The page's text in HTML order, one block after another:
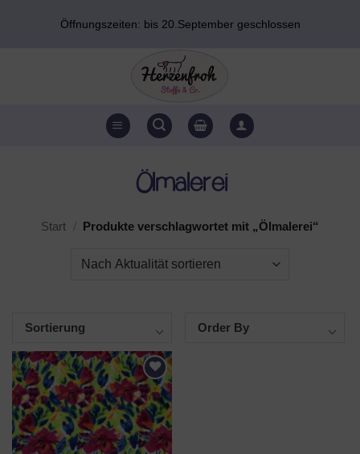
Öffnungszeiten: bis 20.September geschlossen
Ölmalerei
Start Produkte verschlagwortet mit „Ölmalerei“
Sortierung Order By
AUF DEN
WUNSCHZETTEL